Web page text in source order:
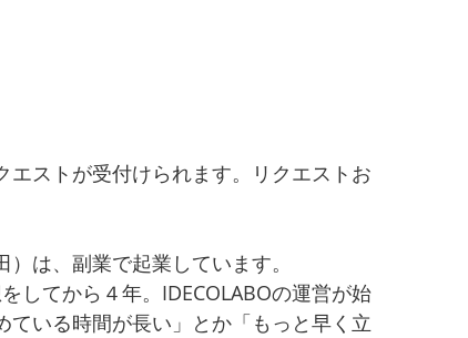
エストが受付けられます。リクエストお
は、副業で起業しています。
してから４年。IDECOLABOの運営が始
ている時間が長い」とか「もっと早く立